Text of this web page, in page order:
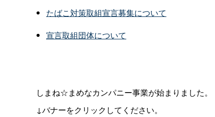
たばこ対策取組宣言募集について
宣言取組団体について
しまね☆まめなカンパニー事業が始まりました。
↓バナーをクリックしてください。